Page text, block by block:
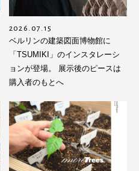
2026.07.15
ベルリンの建築図面博物館に
「TSUMIKI」のインスタレーシ
ョンが登場。 展示後のピースは
購入者のもとへ